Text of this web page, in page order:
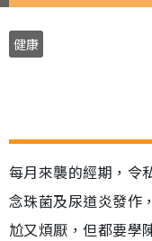
健康
每月來襲的經期，令
念珠菌及尿道炎發作
尬又煩厭，但都要學